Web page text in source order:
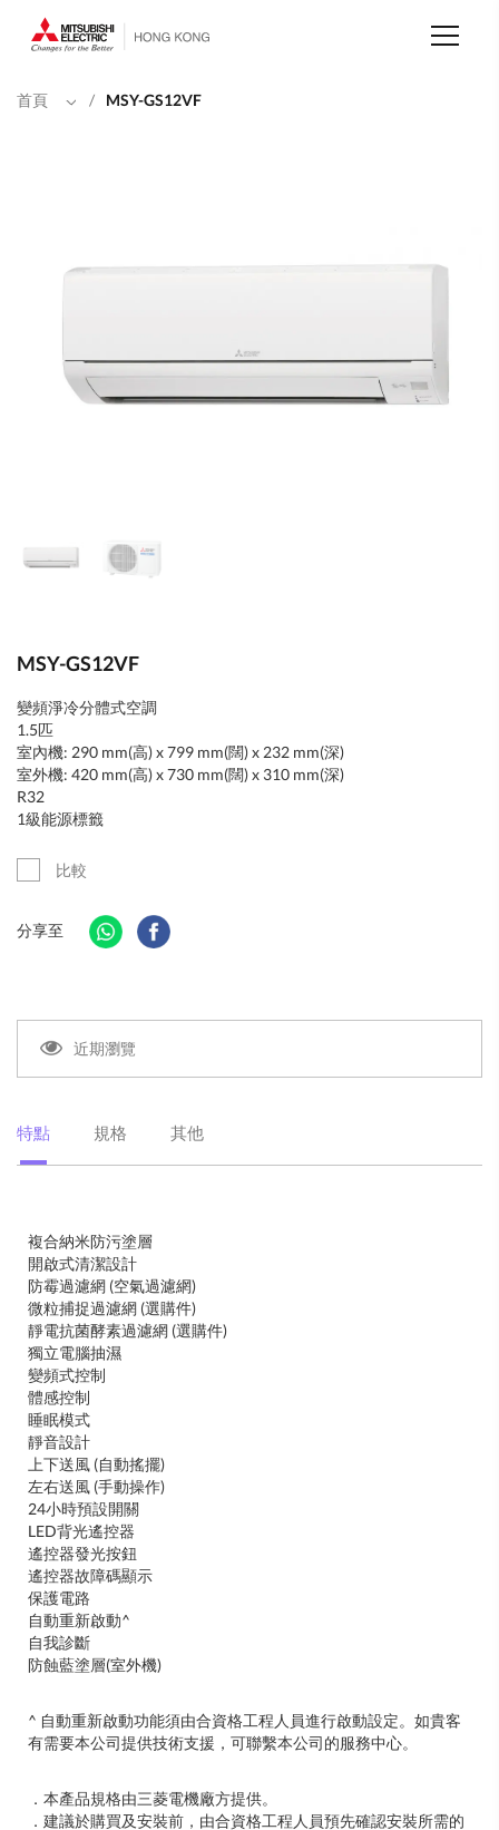
首頁 / MSY-GS12VF
MSY-GS12VF
變頻淨冷分體式空調
1.5匹
室內機: 290 mm(高) x 799 mm(闊) x 232 mm(深)
室外機: 420 mm(高) x 730 mm(闊) x 310 mm(深)
R32
1級能源標籤
比較
分享至
近期瀏覽
特點 規格 其他
複合納米防污塗層
開啟式清潔設計
防霉過濾網 (空氣過濾網)
微粒捕捉過濾網 (選購件)
靜電抗菌酵素過濾網 (選購件)
獨立電腦抽濕
變頻式控制
體感控制
睡眠模式
靜音設計
上下送風 (自動搖擺)
左右送風 (手動操作)
24小時預設開關
LED背光遙控器
遙控器發光按鈕
遙控器故障碼顯示
保護電路
自動重新啟動^
自我診斷
防蝕藍塗層(室外機)
^ 自動重新啟動功能須由合資格工程人員進行啟動設定。如貴客
有需要本公司提供技術支援，可聯繫本公司的服務中心。
．本產品規格由三菱電機廠方提供。
．建議於購買及安裝前，由合資格工程人員預先確認安裝所需的